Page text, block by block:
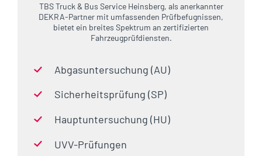
TBS Truck & Bus Service Heinsberg, als anerkannter
DEKRA-Partner mit umfassenden Prüfbefugnissen,
bietet ein breites Spektrum an zertifizierten
Fahrzeugprüfdiensten.
Abgasuntersuchung (AU)
Sicherheitsprüfung (SP)
Hauptuntersuchung (HU)
UVV-Prüfungen